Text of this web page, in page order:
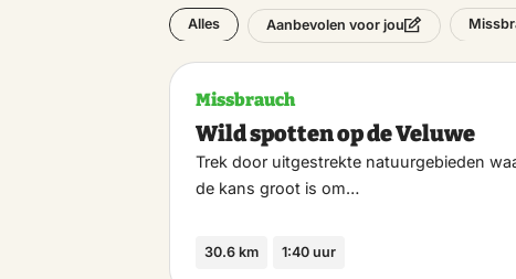
Alles Aanbevolen voor jou
Missbrauch
Wild spotten op de Veluwe
Trek door uitgestrekte natuurgebieden
de kans groot is om…
30.6 km 1:40 uur